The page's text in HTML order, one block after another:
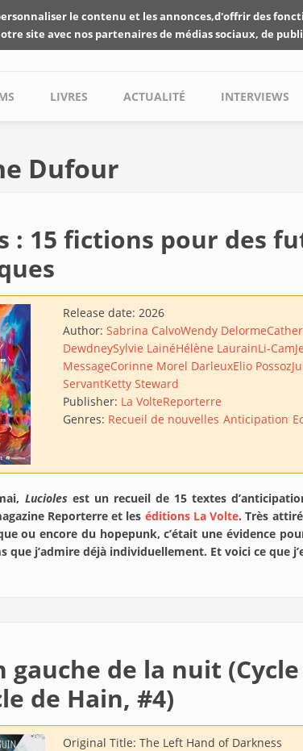
Les
LIVRES ACTUALITÉ INTERVIEWS
Dufour
: 15 fictions pour des
Release date: 2026
Author: Sabrina CalvoWendy Delorme
DewdneySylvie LainéHélène LaurainLi-Cam
MessageCorinne Morel DarleuxElio Possoz
ServantKetty Steward
Publisher: La VolteReporterre
Genres: Recueil de nouvelles Anticipation
Lucioles est un recueil de 15 textes
Reporterre et les éditions La Volte. Très
ou encore du hopepunk, c’était une évidence
que j’admire déjà individuellement. Et voici ce que
gauche de la nuit (Cycle
de Hain, #4)
Original Title: The Left Hand of Darkness
le contenu et les annonces,d'offrir des
site avec nos partenaires de médias sociaux, de